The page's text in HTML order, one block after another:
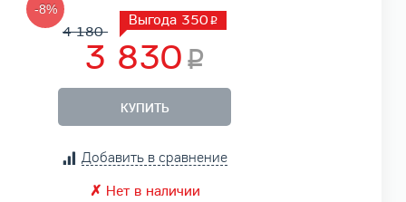
-8%
4 180
Выгода 350
3 830
КУПИТЬ
Добавить в сравнение
✗ Нет в наличии